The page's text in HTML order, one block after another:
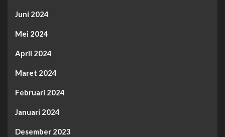
Juni 2024
Mei 2024
April 2024
Maret 2024
Februari 2024
Januari 2024
Desember 2023